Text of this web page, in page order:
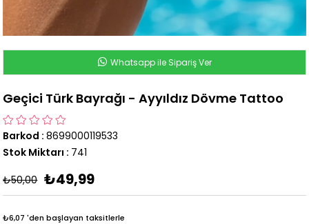
Whatsapp ile Sipariş Ver
Geçici Türk Bayrağı - Ayyıldız Dövme Tattoo
Barkod : 8699000119533
Stok Miktarı : 741
₺50,00 ₺49,99
₺6,07 'den başlayan taksitlerle